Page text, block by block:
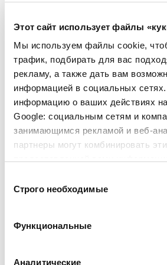
Этот сайт использует файлы
Мы используем файлы cookie,
трафик, подбирать для вас
рекламу, а также дать вам
информацией в социальных
информацию о ваших действиях
Google: социальным сетям и
занимающимся рекламой и веб-
партнеры могут комбинировать
вами их сервисов.
согласия
Строго необходимые
Функциональные
Аналитические
Часовщики Мануфактуры
стороной исследование и
характеристик кремния: его
легкость, по сравнению с
использованными материалами,
обработки на станке. Благодаря
использованию кремния для
серийно выпускаемый
полуколебаний в час),
время с точностью до 1/20